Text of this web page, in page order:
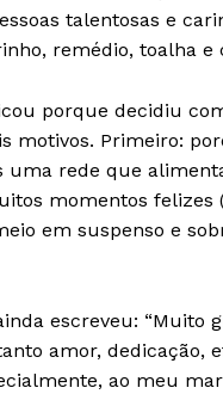
talentosas e
remédio, toalha e
porque decidiu
motivos. Primeiro:
rede que
momentos
em suspenso e
escreveu:
amor, dedicação,
ao meu